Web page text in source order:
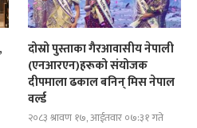
दोस्रो पुस्ताका गैरआवासीय नेपाली
(एनआरएन)हरूको संयोजक
दीपमाला ढकाल बनिन् मिस नेपाल
वर्ल्ड
२०८३ श्रावण १७, आईतवार ०७:३१ गते